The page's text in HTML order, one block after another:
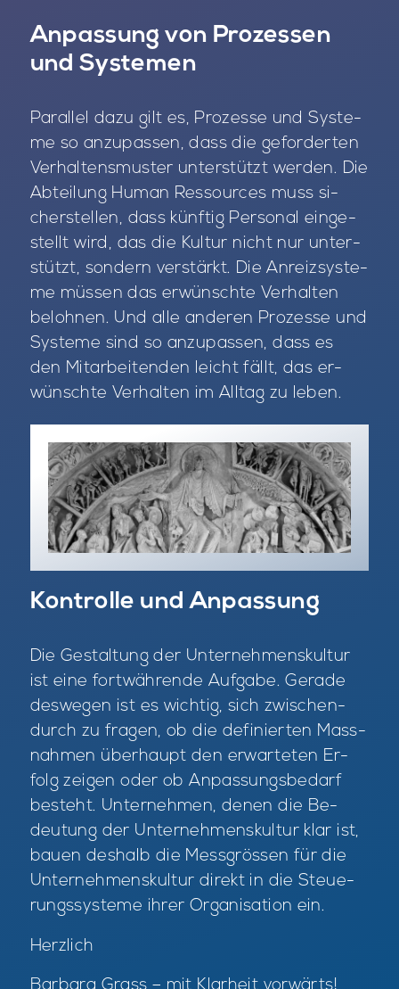
Anpassung von Prozessen
und Systemen
Par­al­lel dazu gilt es, Pro­zes­se und Sys­te­
me so an­zu­pas­sen, dass die ge­for­der­ten
Ver­hal­tens­mus­ter un­ter­stützt wer­den. Die
Ab­tei­lung Hu­man Res­sour­ces muss si­
cher­stel­len, dass künf­tig Per­so­nal ein­ge­
stellt wird, das die Kul­tur nicht nur un­ter­
stützt, son­dern ver­stärkt. Die An­reiz­sys­te­
me müs­sen das er­wünsch­te Ver­hal­ten
be­loh­nen. Und alle an­de­ren Pro­zes­se und
Sys­te­me sind so an­zu­pas­sen, dass es
den Mit­ar­bei­ten­den leicht fällt, das er­
wünsch­te Ver­hal­ten im All­tag zu le­ben.
Kontrolle und Anpassung
Die Ge­stal­tung der Un­ter­neh­mens­kul­tur
ist eine fort­wäh­ren­de Auf­ga­be. Ge­ra­de
des­we­gen ist es wich­tig, sich zwi­schen­
durch zu fra­gen, ob die de­fi­nier­ten Mass­
nah­men über­haupt den er­war­te­ten Er­
folg zei­gen oder ob An­pas­sungs­be­darf
be­steht. Un­ter­neh­men, de­nen die Be­
deu­tung der Un­ter­neh­mens­kul­tur klar ist,
bau­en des­halb die Mess­grös­sen für die
Un­ter­neh­mens­kul­tur di­rekt in die Steue­
rungs­sys­te­me ih­rer Or­ga­ni­sa­ti­on ein.
Herz­lich
Bar­ba­ra Grass – mit Klar­heit vor­wärts!